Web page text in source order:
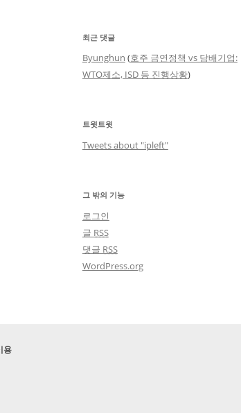
최근 댓글
Byunghun (호주 금연정책 vs 담배기업:
WTO제소, ISD 등 진행상황)
트윗트윗
Tweets about "ipleft"
그 밖의 기능
로그인
글 RSS
댓글 RSS
WordPress.org
용